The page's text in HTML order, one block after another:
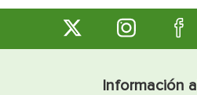
Información